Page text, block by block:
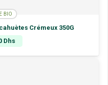
BIO
Crémeux 350G
Dhs